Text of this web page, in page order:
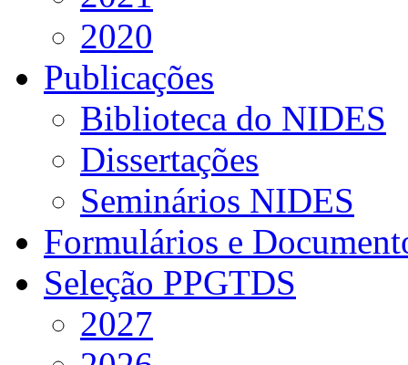
2020
Publicações
Biblioteca do NIDES
Dissertações
Seminários NIDES
Formulários e
Seleção PPGTDS
2027